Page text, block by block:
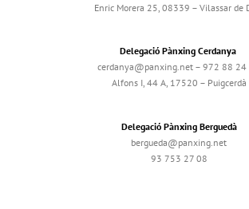
Enric Morera 25, 08339 – Vilassar de
Delegació Pànxing Cerdanya
cerdanya@panxing.net – 972 88 24
Alfons I, 44 A, 17520 – Puigcerdà
Delegació Pànxing Berguedà
bergueda@panxing.net
93 753 27 08